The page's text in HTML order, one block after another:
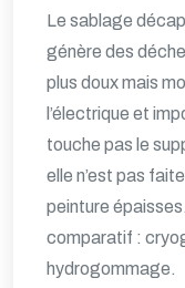
Le sablage
génère des
plus doux mais
l’électrique et
touche pas le
elle n’est pas
peinture
comparatif :
hydrogommage.